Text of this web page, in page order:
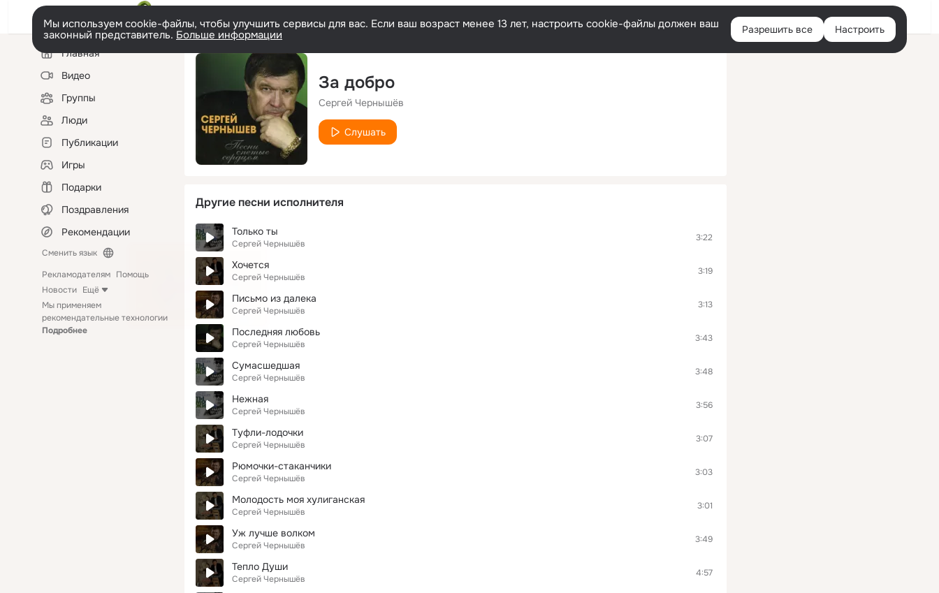
Войти
Мы используем cookie-файлы, чтобы улучшить сервисы для вас. Если ваш возраст менее 13 лет, настроить cookie-файлы должен ваш
законный представитель. Больше информации Разрешить все Настроить
Левая
колонкаГлавная
Видео
Группы
Люди
Публикации
Игры
Подарки
Поздравления
Рекомендации
Сменить язык
Рекламодателям Помощь
Новости Ещё
Мы применяем
рекомендательные технологии
Подробнее
За добро
Сергей Чернышёв
Слушать
Другие песни исполнителя
Только ты
Сергей Чернышёв
3:22
Хочется
Сергей Чернышёв
3:19
Письмо из далека
Сергей Чернышёв
3:13
Последняя любовь
Сергей Чернышёв
3:43
Сумасшедшая
Сергей Чернышёв
3:48
Нежная
Сергей Чернышёв
3:56
Туфли-лодочки
Сергей Чернышёв
3:07
Рюмочки-стаканчики
Сергей Чернышёв
3:03
Молодость моя хулиганская
Сергей Чернышёв
3:01
Уж лучше волком
Сергей Чернышёв
3:49
Тепло Души
Сергей Чернышёв
4:57